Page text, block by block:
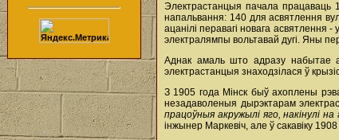
Электрастанцыя пачала працаваць
напальвання: 140 для асвятлення
ацанілі перавагі новага
электралямпы вольтавай дугі. Яны
Аднак амаль што адразу набытае
электрастанцыя знаходзілася ў
З 1905 года Мінск быў ахоплены
незадаволеныя дырэктарам
працоўныя акружылі яго, накінулі
інжынер Маркевіч, але ў сакавіку